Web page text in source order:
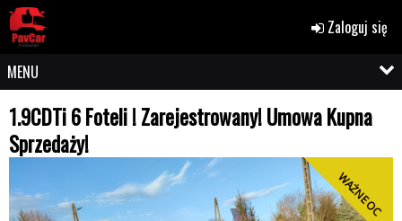
Zaloguj się
MENU
1.9CDTi 6 Foteli ! Zarejestrowany! Umowa Kupna
Sprzedaży!
WAŻNE OC